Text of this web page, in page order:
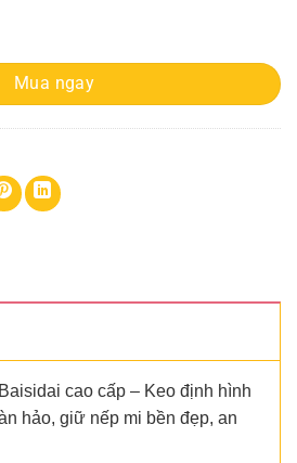
quantity
Mua ngay
cao cấp – Keo định hình
hảo, giữ nếp mi bền đẹp, an